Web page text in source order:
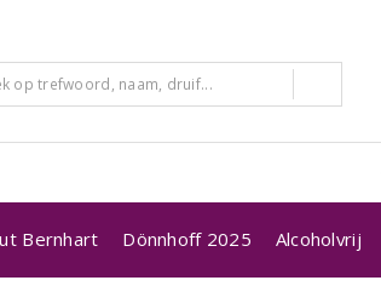
Bernhart Dönnhoff 2025 Alcoholvrij